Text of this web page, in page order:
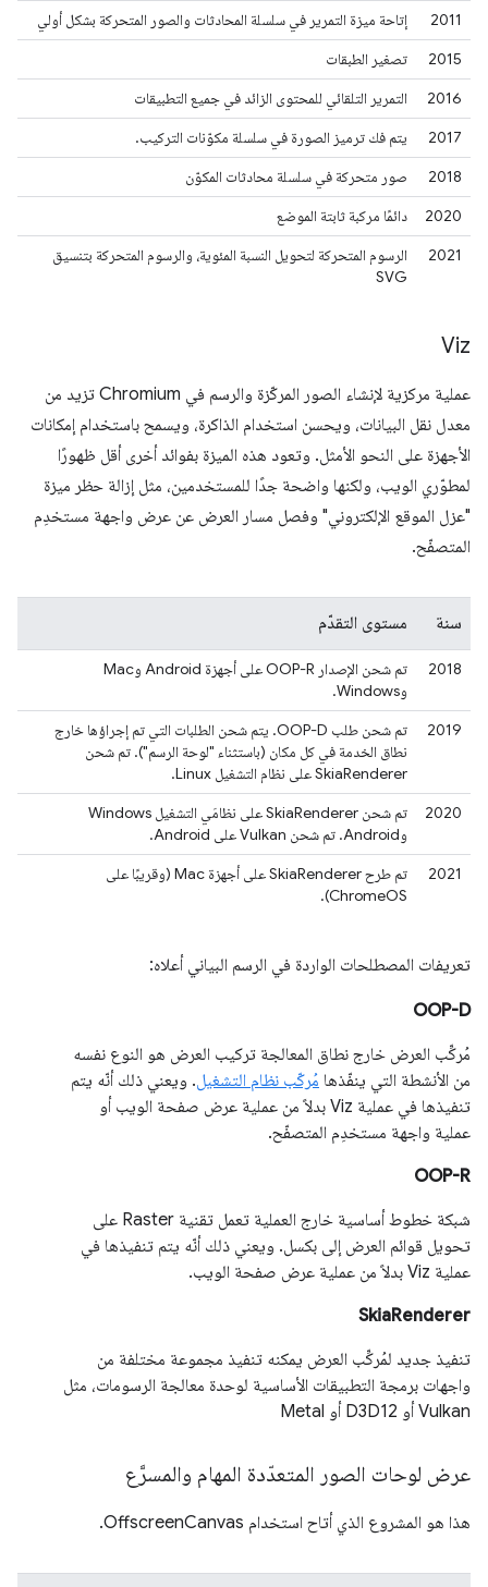
2011
إتاحة ميزة التمرير في سلسلة المحادثات والصور المتحركة بشكل أولي
2015
تصغير الطبقات
2016
التمرير التلقائي للمحتوى الزائد في جميع التطبيقات
2017
يتم فك ترميز الصورة في سلسلة مكوّنات التركيب.
2018
صور متحركة في سلسلة محادثات المكوّن
2020
دائمًا مركبة ثابتة الموضع
2021
الرسوم المتحركة لتحويل النسبة المئوية، والرسوم المتحركة بتنسيق
SVG
Viz
عملية مركزية لإنشاء الصور المركّزة والرسم في Chromium تزيد من
معدل نقل البيانات، ويحسن استخدام الذاكرة، ويسمح باستخدام إمكانات
الأجهزة على النحو الأمثل. وتعود هذه الميزة بفوائد أخرى أقل ظهورًا
لمطوّري الويب، ولكنها واضحة جدًا للمستخدمين، مثل إزالة حظر ميزة
"عزل الموقع الإلكتروني" وفصل مسار العرض عن عرض واجهة مستخدِم
المتصفّح.
سنة مستوى التقدّم
2018
تم شحن الإصدار OOP-R على أجهزة Android وMac
وWindows.
2019
تم شحن طلب OOP-D. يتم شحن الطلبات التي تم إجراؤها خارج
نطاق الخدمة في كل مكان (باستثناء "لوحة الرسم"). تم شحن
SkiaRenderer على نظام التشغيل Linux.
2020
تم شحن SkiaRenderer على نظامَي التشغيل Windows
وAndroid. تم شحن Vulkan على Android.
2021
تم طرح SkiaRenderer على أجهزة Mac (وقريبًا على
ChromeOS).
تعريفات المصطلحات الواردة في الرسم البياني أعلاه:
OOP-D
مُركِّب العرض خارج نطاق المعالجة تركيب العرض هو النوع نفسه
من الأنشطة التي ينفّذها مُركّب نظام التشغيل. ويعني ذلك أنّه يتم
تنفيذها في عملية Viz بدلاً من عملية عرض صفحة الويب أو
عملية واجهة مستخدِم المتصفّح.
OOP-R
شبكة خطوط أساسية خارج العملية تعمل تقنية Raster على
تحويل قوائم العرض إلى بكسل. ويعني ذلك أنّه يتم تنفيذها في
عملية Viz بدلاً من عملية عرض صفحة الويب.
SkiaRenderer
تنفيذ جديد لمُركِّب العرض يمكنه تنفيذ مجموعة مختلفة من
واجهات برمجة التطبيقات الأساسية لوحدة معالجة الرسومات، مثل
Vulkan أو D3D12 أو Metal
عرض لوحات الصور المتعدّدة المهام والمسرَّع
هذا هو المشروع الذي أتاح استخدام OffscreenCanvas.